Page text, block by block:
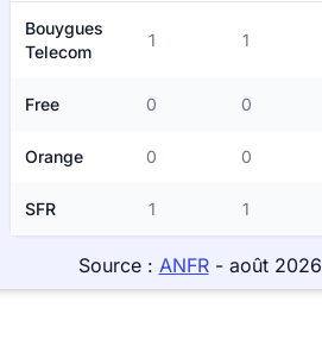
Bouygues
Telecom
1 1
Free 0 0
Orange 0 0
SFR 1 1
Source : ANFR- août 2026